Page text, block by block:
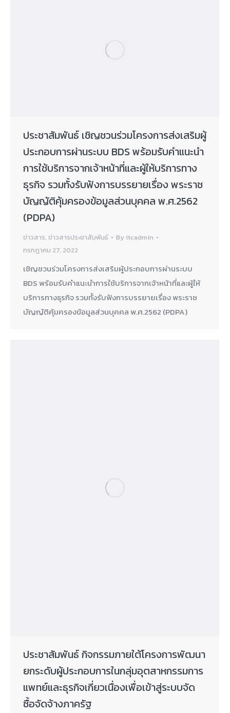
ประชาสัมพันธ์ เชิญชวนร่วมโครงการส่งเสริมผู้
ประกอบการผ่านระบบ BDS พร้อมรับคำแนะนำ
การใช้บริการจากเจ้าหน้าที่และผู้ให้บริการทาง
ธุรกิจ รวมทั้งรับฟังการบรรยายเรื่อง พระราช
บัญญัติคุ้มครองข้อมูลส่วนบุคคล พ.ศ.2562
(PDPA)
ข่าวสาร, ข่าวสารประชาสัมพันธ์ By itcadmin
กรกฎาคม 27, 2022
เชิญชวนร่วมโครงการส่งเสริมผู้ประกอบการผ่านระบบ
BDS พร้อมรับคำแนะนำการใช้บริการจากเจ้าหน้าที่และผู้ให้
บริการทางธุรกิจ รวมทั้งรับฟังการบรรยายเรื่อง พระราช
บัญญัติคุ้มครองข้อมูลส่วนบุคคล พ.ศ.2562 (PDPA)
ประชาสัมพันธ์ กิจกรรมภายใต้โครงการพัฒนา
ยกระดับผู้ประกอบการในกลุ่มอุตสาหกรรมการ
แพทย์และธุรกิจเกี่ยวเนื่องเพื่อเข้าสู่ระบบจัด
ซื้อจัดจ้างภาครัฐ